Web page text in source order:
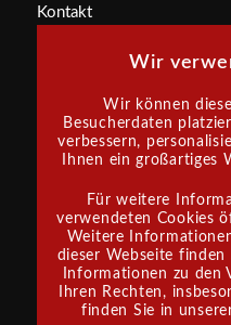
Kontakt
INFORMATIONEN
Impressum
Datenschutz
Wir
Wir können
Besucherdaten
verbessern,
Ihnen ein großartiges
Für weitere
verwendeten Cookies
Weitere
dieser Webseite finden
Informationen zu den
Ihren Rechten,
finden Sie in